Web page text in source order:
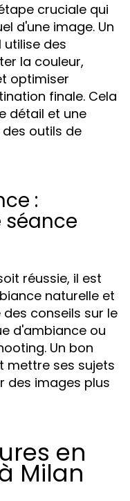
cruciale qui
d'une image. Un
des
la couleur,
optimiser
finale. Cela
détail et une
outils de
:
séance
réussie, il est
naturelle et
conseils sur le
d'ambiance ou
Un bon
mettre ses sujets
des images plus
en
Milan